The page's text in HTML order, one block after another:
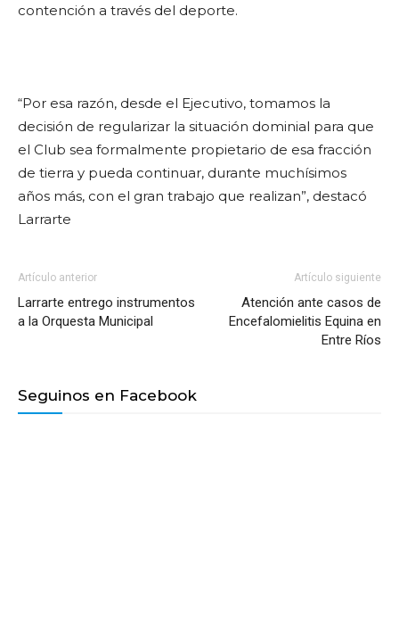
contención a través del deporte.
“Por esa razón, desde el Ejecutivo, tomamos la
decisión de regularizar la situación dominial para que
el Club sea formalmente propietario de esa fracción
de tierra y pueda continuar, durante muchísimos
años más, con el gran trabajo que realizan”, destacó
Larrarte
Artículo anterior
Larrarte entrego instrumentos
a la Orquesta Municipal
Artículo siguiente
Atención ante casos de
Encefalomielitis Equina en
Entre Ríos
Seguinos en Facebook